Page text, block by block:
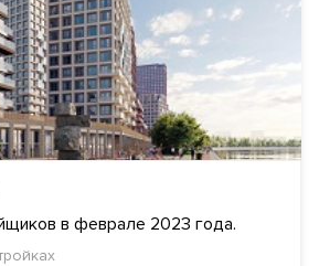
в феврале 2023 года.